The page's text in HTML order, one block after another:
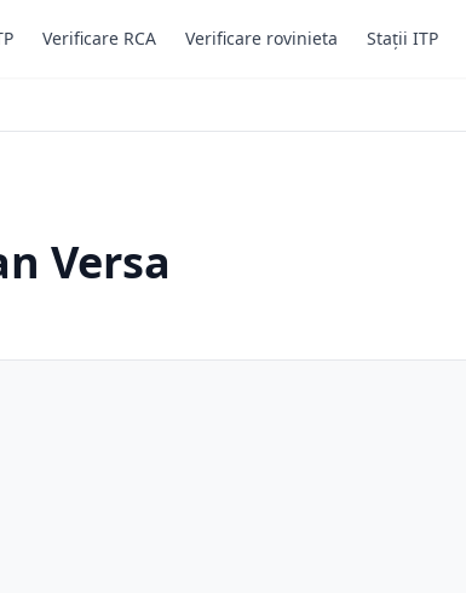
Verificare RCA Verificare rovinieta Stații ITP
Versa